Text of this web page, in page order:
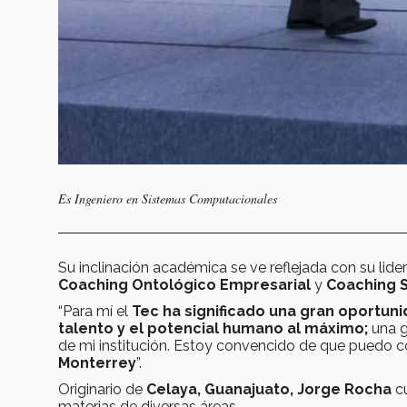
Es Ingeniero en Sistemas Computacionales
Su inclinación académica se ve reflejada con su
Coaching Ontológico Empresarial y Coaching
“Para mí el Tec ha significado una gran
talento y el potencial humano al máximo; una
de mi institución. Estoy convencido de que puedo
Monterrey”.
Originario de Celaya, Guanajuato, Jorge Rocha